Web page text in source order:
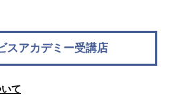
スアカデミー受講店
て